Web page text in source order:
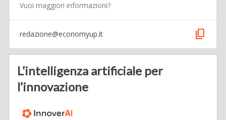
Vuoi maggiori informazioni?
redazione@economyup.it content_copy
L’intelligenza artificiale per
l’innovazione